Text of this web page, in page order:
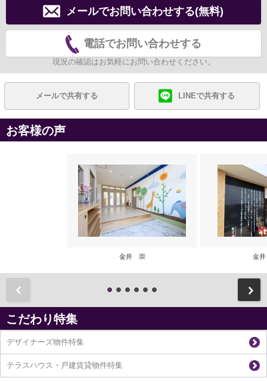
メールでお問い合わせする(無料)
電話でお問い合わせする
現況の確認はお気軽にお問い合わせください。
メールで共有する LINEで共有する
お客様の声
金井 崇 金
こだわり特集
デザイナーズ物件特集
テラスハウス・戸建賃貸物件特集